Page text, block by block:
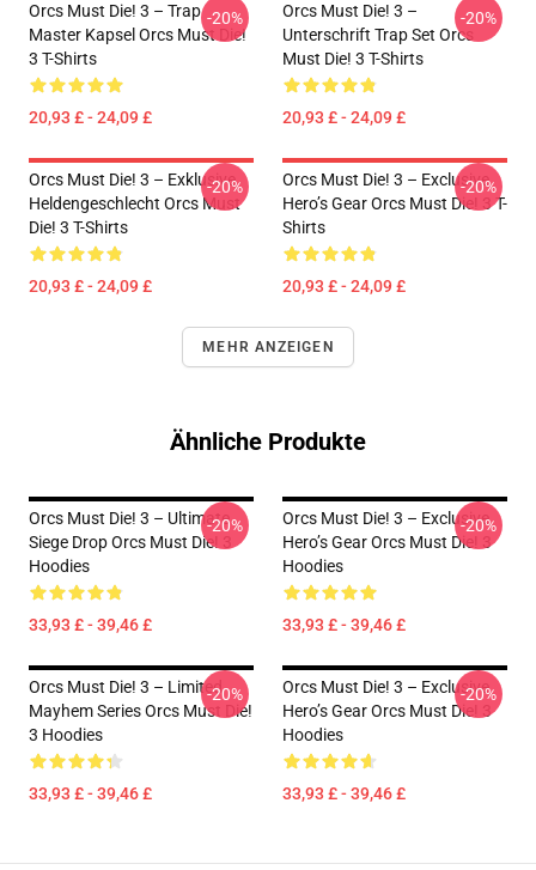
Orcs Must Die! 3 – Trap
Master Kapsel Orcs Must Die!
3 T-Shirts
20,93 £ - 24,09 £
-20%
Orcs Must Die! 3 –
Unterschrift Trap Set Orcs
Must Die! 3 T-Shirts
20,93 £ - 24,09 £
-20%
Orcs Must Die! 3 – Exklusive
Heldengeschlecht Orcs Must
Die! 3 T-Shirts
20,93 £ - 24,09 £
-20%
Orcs Must Die! 3 – Exclusive
Hero’s Gear Orcs Must Die! 3 T-
Shirts
20,93 £ - 24,09 £
-20%
MEHR ANZEIGEN
Ähnliche Produkte
Orcs Must Die! 3 – Ultimate
Siege Drop Orcs Must Die! 3
Hoodies
33,93 £ - 39,46 £
-20%
Orcs Must Die! 3 – Exclusive
Hero’s Gear Orcs Must Die! 3
Hoodies
33,93 £ - 39,46 £
-20%
Orcs Must Die! 3 – Limited
Mayhem Series Orcs Must Die!
3 Hoodies
33,93 £ - 39,46 £
-20%
Orcs Must Die! 3 – Exclusive
Hero’s Gear Orcs Must Die! 3
Hoodies
33,93 £ - 39,46 £
-20%